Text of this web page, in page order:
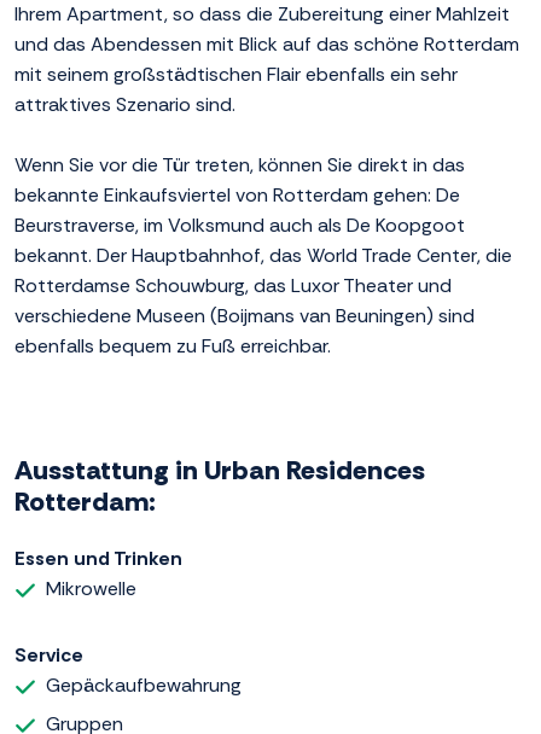
Ihrem Apartment, so dass die Zubereitung einer Mahlzeit
und das Abendessen mit Blick auf das schöne Rotterdam
mit seinem großstädtischen Flair ebenfalls ein sehr
attraktives Szenario sind.
Wenn Sie vor die Tür treten, können Sie direkt in das
bekannte Einkaufsviertel von Rotterdam gehen: De
Beurstraverse, im Volksmund auch als De Koopgoot
bekannt. Der Hauptbahnhof, das World Trade Center, die
Rotterdamse Schouwburg, das Luxor Theater und
verschiedene Museen (Boijmans van Beuningen) sind
ebenfalls bequem zu Fuß erreichbar.
Ausstattung in Urban Residences
Rotterdam:
Essen und Trinken
Mikrowelle
Service
Gepäckaufbewahrung
Gruppen